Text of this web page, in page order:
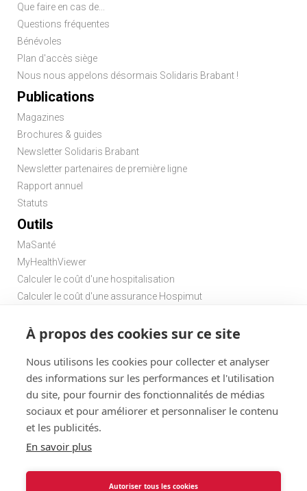
À propos des cookies sur ce site
Nous utilisons les cookies pour collecter et analyser
des informations sur les performances et l'utilisation
du site, pour fournir des fonctionnalités de médias
sociaux et pour améliorer et personnaliser le contenu
et les publicités.
En savoir plus
Autoriser tous les cookies
Que faire en cas de...
Questions fréquentes
Bénévoles
Plan d'accès siège
Nous nous appelons désormais Solidaris Brabant !
Publications
Magazines
Brochures & guides
Newsletter Solidaris Brabant
Newsletter partenaires de première ligne
Rapport annuel
Statuts
Outils
MaSanté
MyHealthViewer
Calculer le coût d'une hospitalisation
Calculer le coût d'une assurance Hospimut
Chercher un médecin de garde
@ 2026
Disclaimer
Menu